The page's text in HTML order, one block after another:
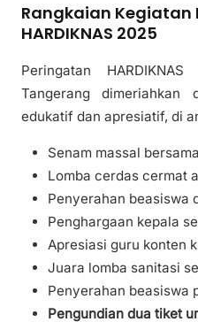
Rangkaian Kegiatan
HARDIKNAS 2025
Peringatan
Tangerang dimeriahkan
edukatif dan apresiatif, di
Senam massal
Lomba cerdas cermat
Penyerahan beasiswa
Penghargaan kepala
Apresiasi guru konten
Juara lomba sanitasi
Penyerahan beasiswa
Pengundian dua tiket